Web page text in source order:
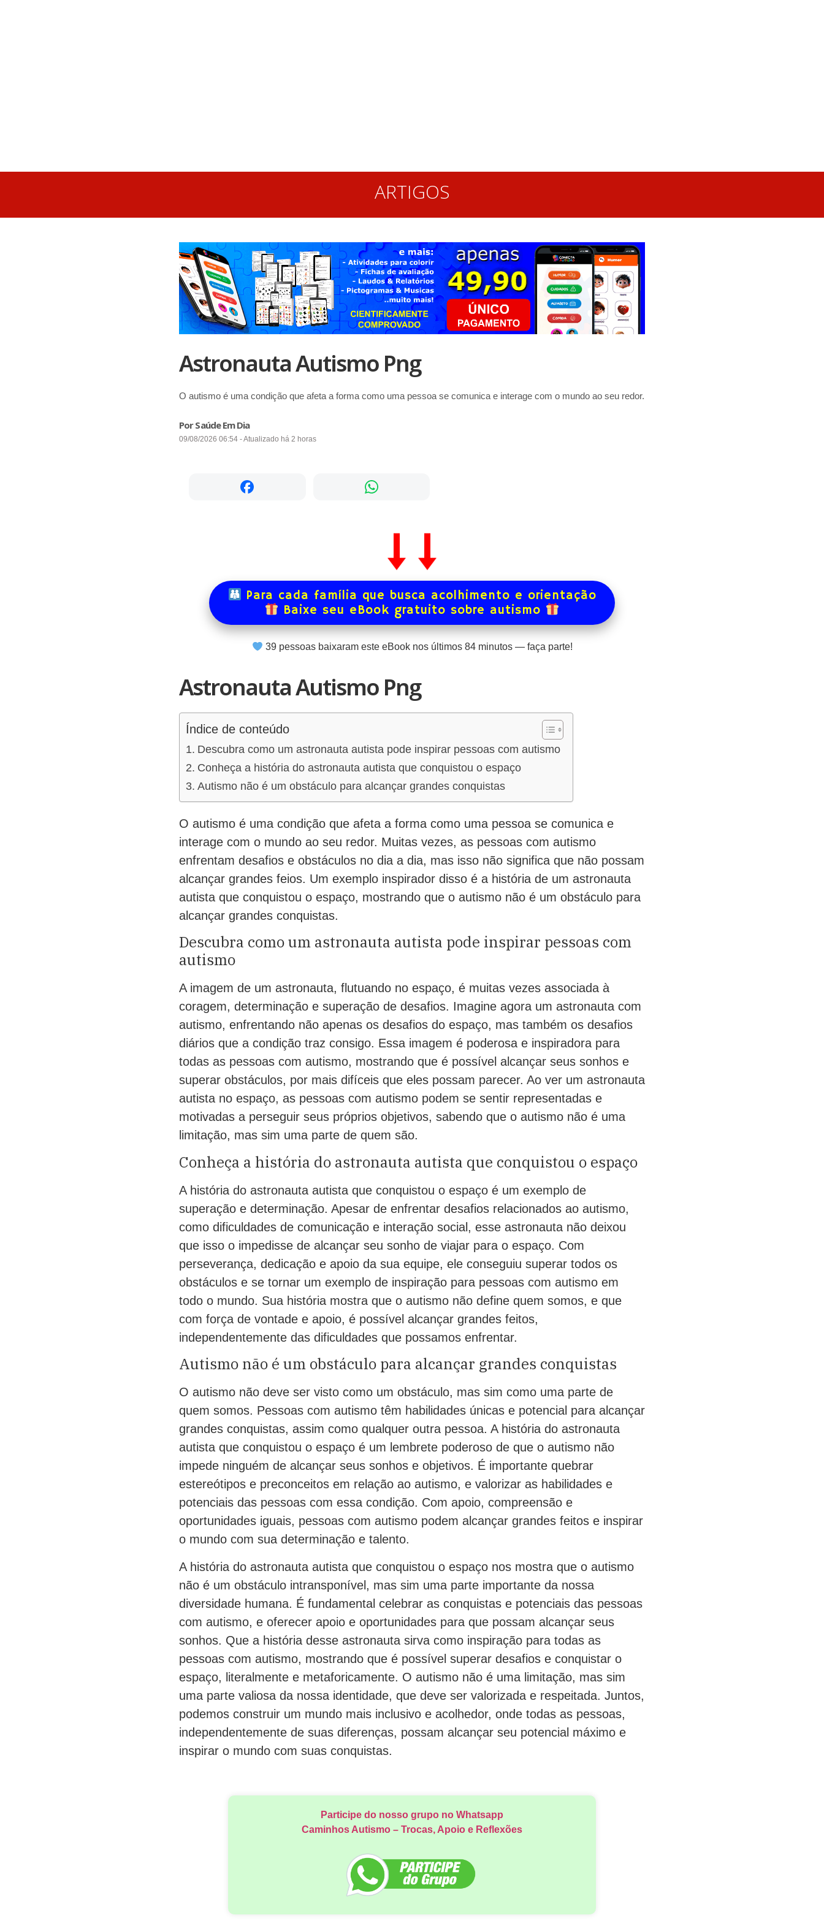
ARTIGOS
Astronauta Autismo Png
O autismo é uma condição que afeta a forma como uma pessoa se comunica e interage com o mundo ao seu redor.
Por Saúde Em Dia
09/08/2026 06:54 - Atualizado há 2 horas
Para cada família que busca acolhimento e orientação
Baixe seu eBook gratuito sobre autismo
39pessoas baixaram este eBook nos últimos 84minutos — faça parte!
Astronauta Autismo Png
Índice de conteúdo
Descubra como um astronauta autista pode inspirar pessoas com autismo
Conheça a história do astronauta autista que conquistou o espaço
Autismo não é um obstáculo para alcançar grandes conquistas
O autismo é uma condição que afeta a forma como uma pessoa se comunica e
interage com o mundo ao seu redor. Muitas vezes, as pessoas com autismo
enfrentam desafios e obstáculos no dia a dia, mas isso não significa que não possam
alcançar grandes feios. Um exemplo inspirador disso é a história de um astronauta
autista que conquistou o espaço, mostrando que o autismo não é um obstáculo para
alcançar grandes conquistas.
Descubra como um astronauta autista pode inspirar pessoas com
autismo
A imagem de um astronauta, flutuando no espaço, é muitas vezes associada à
coragem, determinação e superação de desafios. Imagine agora um astronauta com
autismo, enfrentando não apenas os desafios do espaço, mas também os desafios
diários que a condição traz consigo. Essa imagem é poderosa e inspiradora para
todas as pessoas com autismo, mostrando que é possível alcançar seus sonhos e
superar obstáculos, por mais difíceis que eles possam parecer. Ao ver um astronauta
autista no espaço, as pessoas com autismo podem se sentir representadas e
motivadas a perseguir seus próprios objetivos, sabendo que o autismo não é uma
limitação, mas sim uma parte de quem são.
Conheça a história do astronauta autista que conquistou o espaço
A história do astronauta autista que conquistou o espaço é um exemplo de
superação e determinação. Apesar de enfrentar desafios relacionados ao autismo,
como dificuldades de comunicação e interação social, esse astronauta não deixou
que isso o impedisse de alcançar seu sonho de viajar para o espaço. Com
perseverança, dedicação e apoio da sua equipe, ele conseguiu superar todos os
obstáculos e se tornar um exemplo de inspiração para pessoas com autismo em
todo o mundo. Sua história mostra que o autismo não define quem somos, e que
com força de vontade e apoio, é possível alcançar grandes feitos,
independentemente das dificuldades que possamos enfrentar.
Autismo não é um obstáculo para alcançar grandes conquistas
O autismo não deve ser visto como um obstáculo, mas sim como uma parte de
quem somos. Pessoas com autismo têm habilidades únicas e potencial para alcançar
grandes conquistas, assim como qualquer outra pessoa. A história do astronauta
autista que conquistou o espaço é um lembrete poderoso de que o autismo não
impede ninguém de alcançar seus sonhos e objetivos. É importante quebrar
estereótipos e preconceitos em relação ao autismo, e valorizar as habilidades e
potenciais das pessoas com essa condição. Com apoio, compreensão e
oportunidades iguais, pessoas com autismo podem alcançar grandes feitos e inspirar
o mundo com sua determinação e talento.
A história do astronauta autista que conquistou o espaço nos mostra que o autismo
não é um obstáculo intransponível, mas sim uma parte importante da nossa
diversidade humana. É fundamental celebrar as conquistas e potenciais das pessoas
com autismo, e oferecer apoio e oportunidades para que possam alcançar seus
sonhos. Que a história desse astronauta sirva como inspiração para todas as
pessoas com autismo, mostrando que é possível superar desafios e conquistar o
espaço, literalmente e metaforicamente. O autismo não é uma limitação, mas sim
uma parte valiosa da nossa identidade, que deve ser valorizada e respeitada. Juntos,
podemos construir um mundo mais inclusivo e acolhedor, onde todas as pessoas,
independentemente de suas diferenças, possam alcançar seu potencial máximo e
inspirar o mundo com suas conquistas.
Participe do nosso grupo no Whatsapp
Caminhos Autismo – Trocas, Apoio e Reflexões